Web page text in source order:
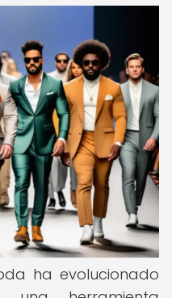
ha evolucionado